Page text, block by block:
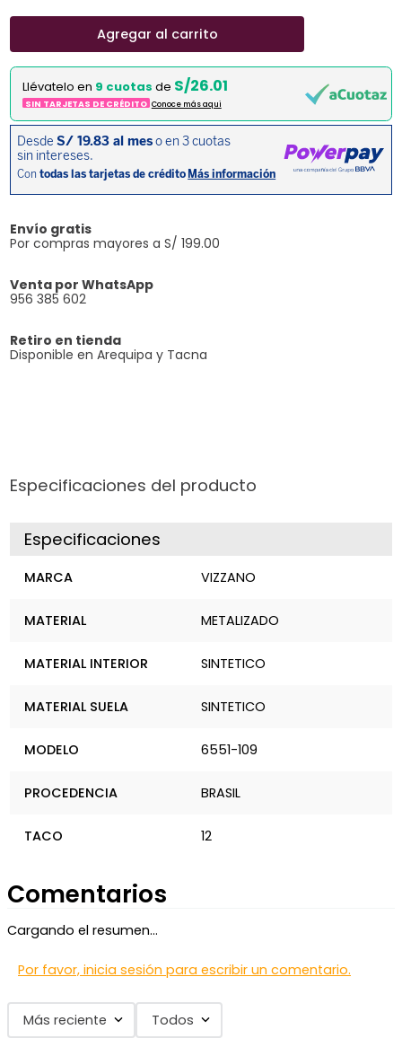
Agregar al carrito
Llévatelo en 9 cuotas de S/26.01
SIN TARJETAS DE CRÉDITO Conoce más aqui
Envío gratis
Por compras mayores a S/ 199.00
Venta por WhatsApp
956 385 602
Retiro en tienda
Disponible en Arequipa y Tacna
Especificaciones del producto
Especificaciones
MARCA VIZZANO
MATERIAL METALIZADO
MATERIAL INTERIOR SINTETICO
MATERIAL SUELA SINTETICO
MODELO 6551-109
PROCEDENCIA BRASIL
TACO 12
Comentarios
Cargando el resumen…
Por favor, inicia sesión para escribir un comentario.
Más reciente Todos